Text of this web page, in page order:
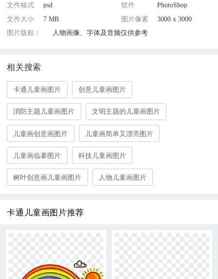
文件格式 psd 软件
PhotoShop
文件大小
7 MB 图片像素
3000 x 3000
图片版权：
人物画像、字体及音频仅供参考
相关搜索
卡通儿童画图片 创意儿童画图片
消防主题儿童画图片 文明主题的儿童画图片
儿童画创意画图片 儿童画简单又漂亮图片
儿童画临摹图片 科技儿童画图片
树叶创意画儿童画图片 人物儿童画图片
卡通儿童画图片推荐